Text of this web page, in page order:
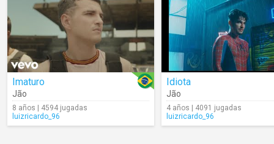
Imaturo
Jão
8 años | 4594 jugadas
luizricardo_96
Idiota
Jão
4 años | 4091 jugadas
luizricardo_96